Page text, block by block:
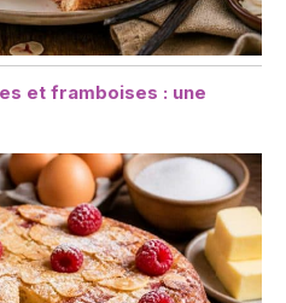
et framboises : une